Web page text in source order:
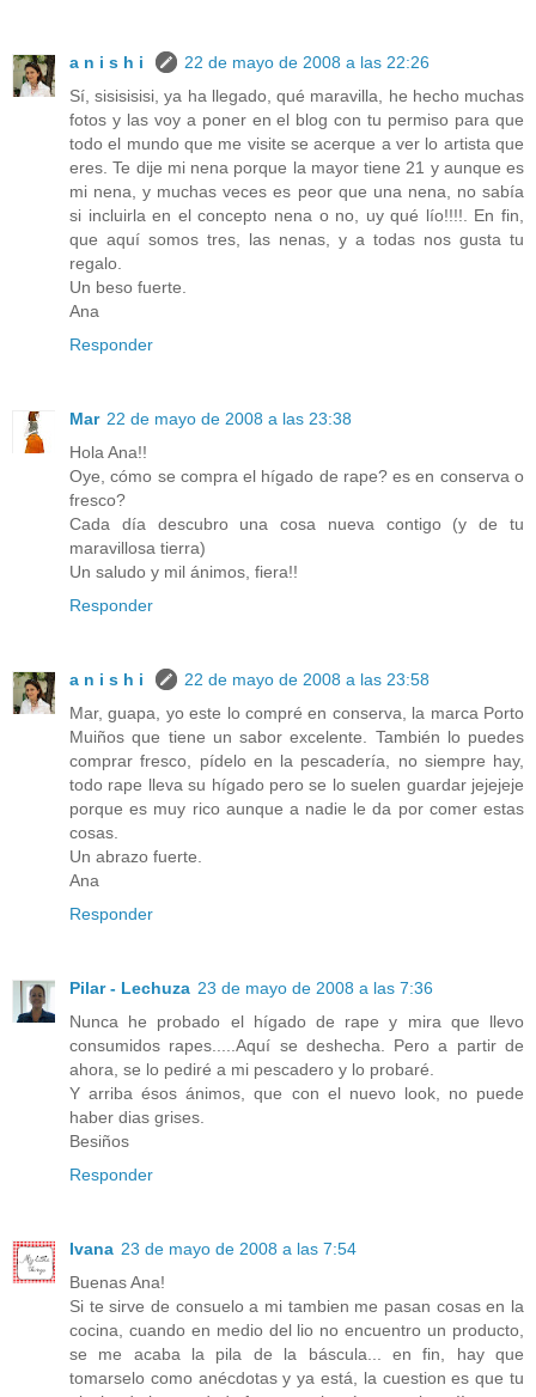
a n i s h i
22 de mayo de 2008 a las 22:26
Sí, sisisisisi, ya ha llegado, qué maravilla, he hecho muchas
fotos y las voy a poner en el blog con tu permiso para que
todo el mundo que me visite se acerque a ver lo artista que
eres. Te dije mi nena porque la mayor tiene 21 y aunque es
mi nena, y muchas veces es peor que una nena, no sabía
si incluirla en el concepto nena o no, uy qué lío!!!!. En fin,
que aquí somos tres, las nenas, y a todas nos gusta tu
regalo.
Un beso fuerte.
Ana
Responder
Mar 22 de mayo de 2008 a las 23:38
Hola Ana!!
Oye, cómo se compra el hígado de rape? es en conserva o
fresco?
Cada día descubro una cosa nueva contigo (y de tu
maravillosa tierra)
Un saludo y mil ánimos, fiera!!
Responder
a n i s h i
22 de mayo de 2008 a las 23:58
Mar, guapa, yo este lo compré en conserva, la marca Porto
Muiños que tiene un sabor excelente. También lo puedes
comprar fresco, pídelo en la pescadería, no siempre hay,
todo rape lleva su hígado pero se lo suelen guardar jejejeje
porque es muy rico aunque a nadie le da por comer estas
cosas.
Un abrazo fuerte.
Ana
Responder
Pilar - Lechuza 23 de mayo de 2008 a las 7:36
Nunca he probado el hígado de rape y mira que llevo
consumidos rapes.....Aquí se deshecha. Pero a partir de
ahora, se lo pediré a mi pescadero y lo probaré.
Y arriba ésos ánimos, que con el nuevo look, no puede
haber dias grises.
Besiños
Responder
Ivana 23 de mayo de 2008 a las 7:54
Buenas Ana!
Si te sirve de consuelo a mi tambien me pasan cosas en la
cocina, cuando en medio del lio no encuentro un producto,
se me acaba la pila de la báscula... en fin, hay que
tomarselo como anécdotas y ya está, la cuestion es que tu